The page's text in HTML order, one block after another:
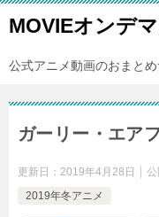
MOVIEオンデ
公式アニメ動画のおまとめ
ガーリー・エア
更新日： 2019年4月28日 公
2019年冬アニメ